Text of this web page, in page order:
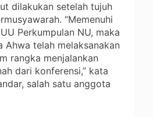
dilakukan setelah tujuh
“Memenuhi
Perkumpulan NU, maka
telah melaksanakan
rangka menjalankan
dari konferensi,” kata
salah satu anggota